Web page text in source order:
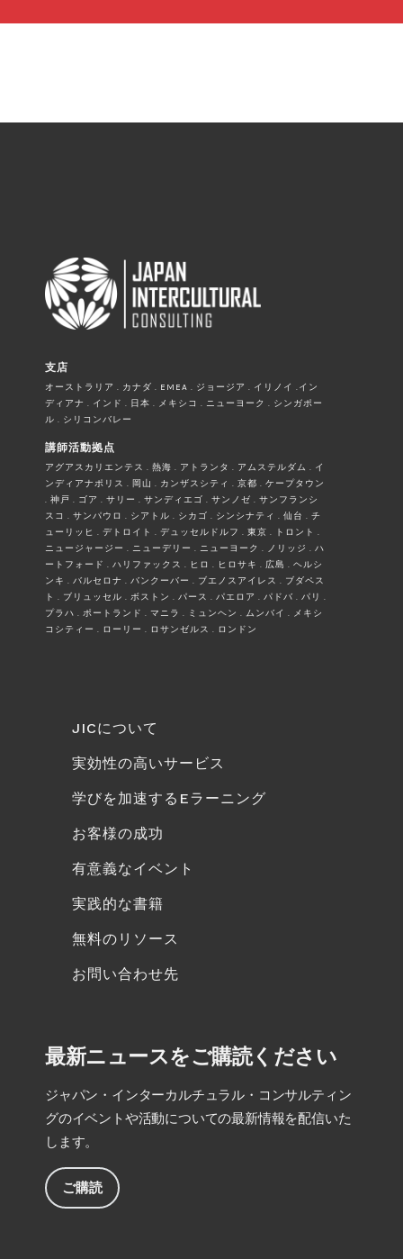
支店
オーストラリア . カナダ . EMEA . ジョージア . イリノイ .イン
ディアナ . インド . 日本 . メキシコ . ニューヨーク . シンガポー
ル . シリコンバレー
講師活動拠点
アグアスカリエンテス . 熱海 . アトランタ . アムステルダム . イ
ンディアナポリス . 岡山 . カンザスシティ . 京都 . ケープタウン
. 神戸 . ゴア . サリー . サンディエゴ . サンノゼ . サンフランシ
スコ . サンパウロ . シアトル . シカゴ . シンシナティ . 仙台 . チ
ューリッヒ . デトロイト . デュッセルドルフ . 東京 . トロント .
ニュージャージー . ニューデリー . ニューヨーク . ノリッジ . ハ
ートフォード . ハリファックス . ヒロ . ヒロサキ . 広島 . ヘルシ
ンキ . バルセロナ . バンクーバー . ブエノスアイレス . ブダペス
ト . ブリュッセル . ボストン . パース . パエロア . パドバ . パリ .
プラハ . ポートランド . マニラ . ミュンヘン . ムンバイ . メキシ
コシティー . ローリー . ロサンゼルス . ロンドン
JICについて
実効性の高いサービス
学びを加速するEラーニング
お客様の成功
有意義なイベント
実践的な書籍
無料のリソース
お問い合わせ先
最新ニュースをご購読ください
ジャパン・インターカルチュラル・コンサルティン
グのイベントや活動についての最新情報を配信いた
します。
ご購読